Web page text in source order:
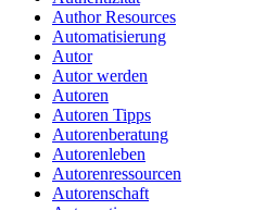
Author Resources
Automatisierung
Autor
Autor werden
Autoren
Autoren Tipps
Autorenberatung
Autorenleben
Autorenressourcen
Autorenschaft